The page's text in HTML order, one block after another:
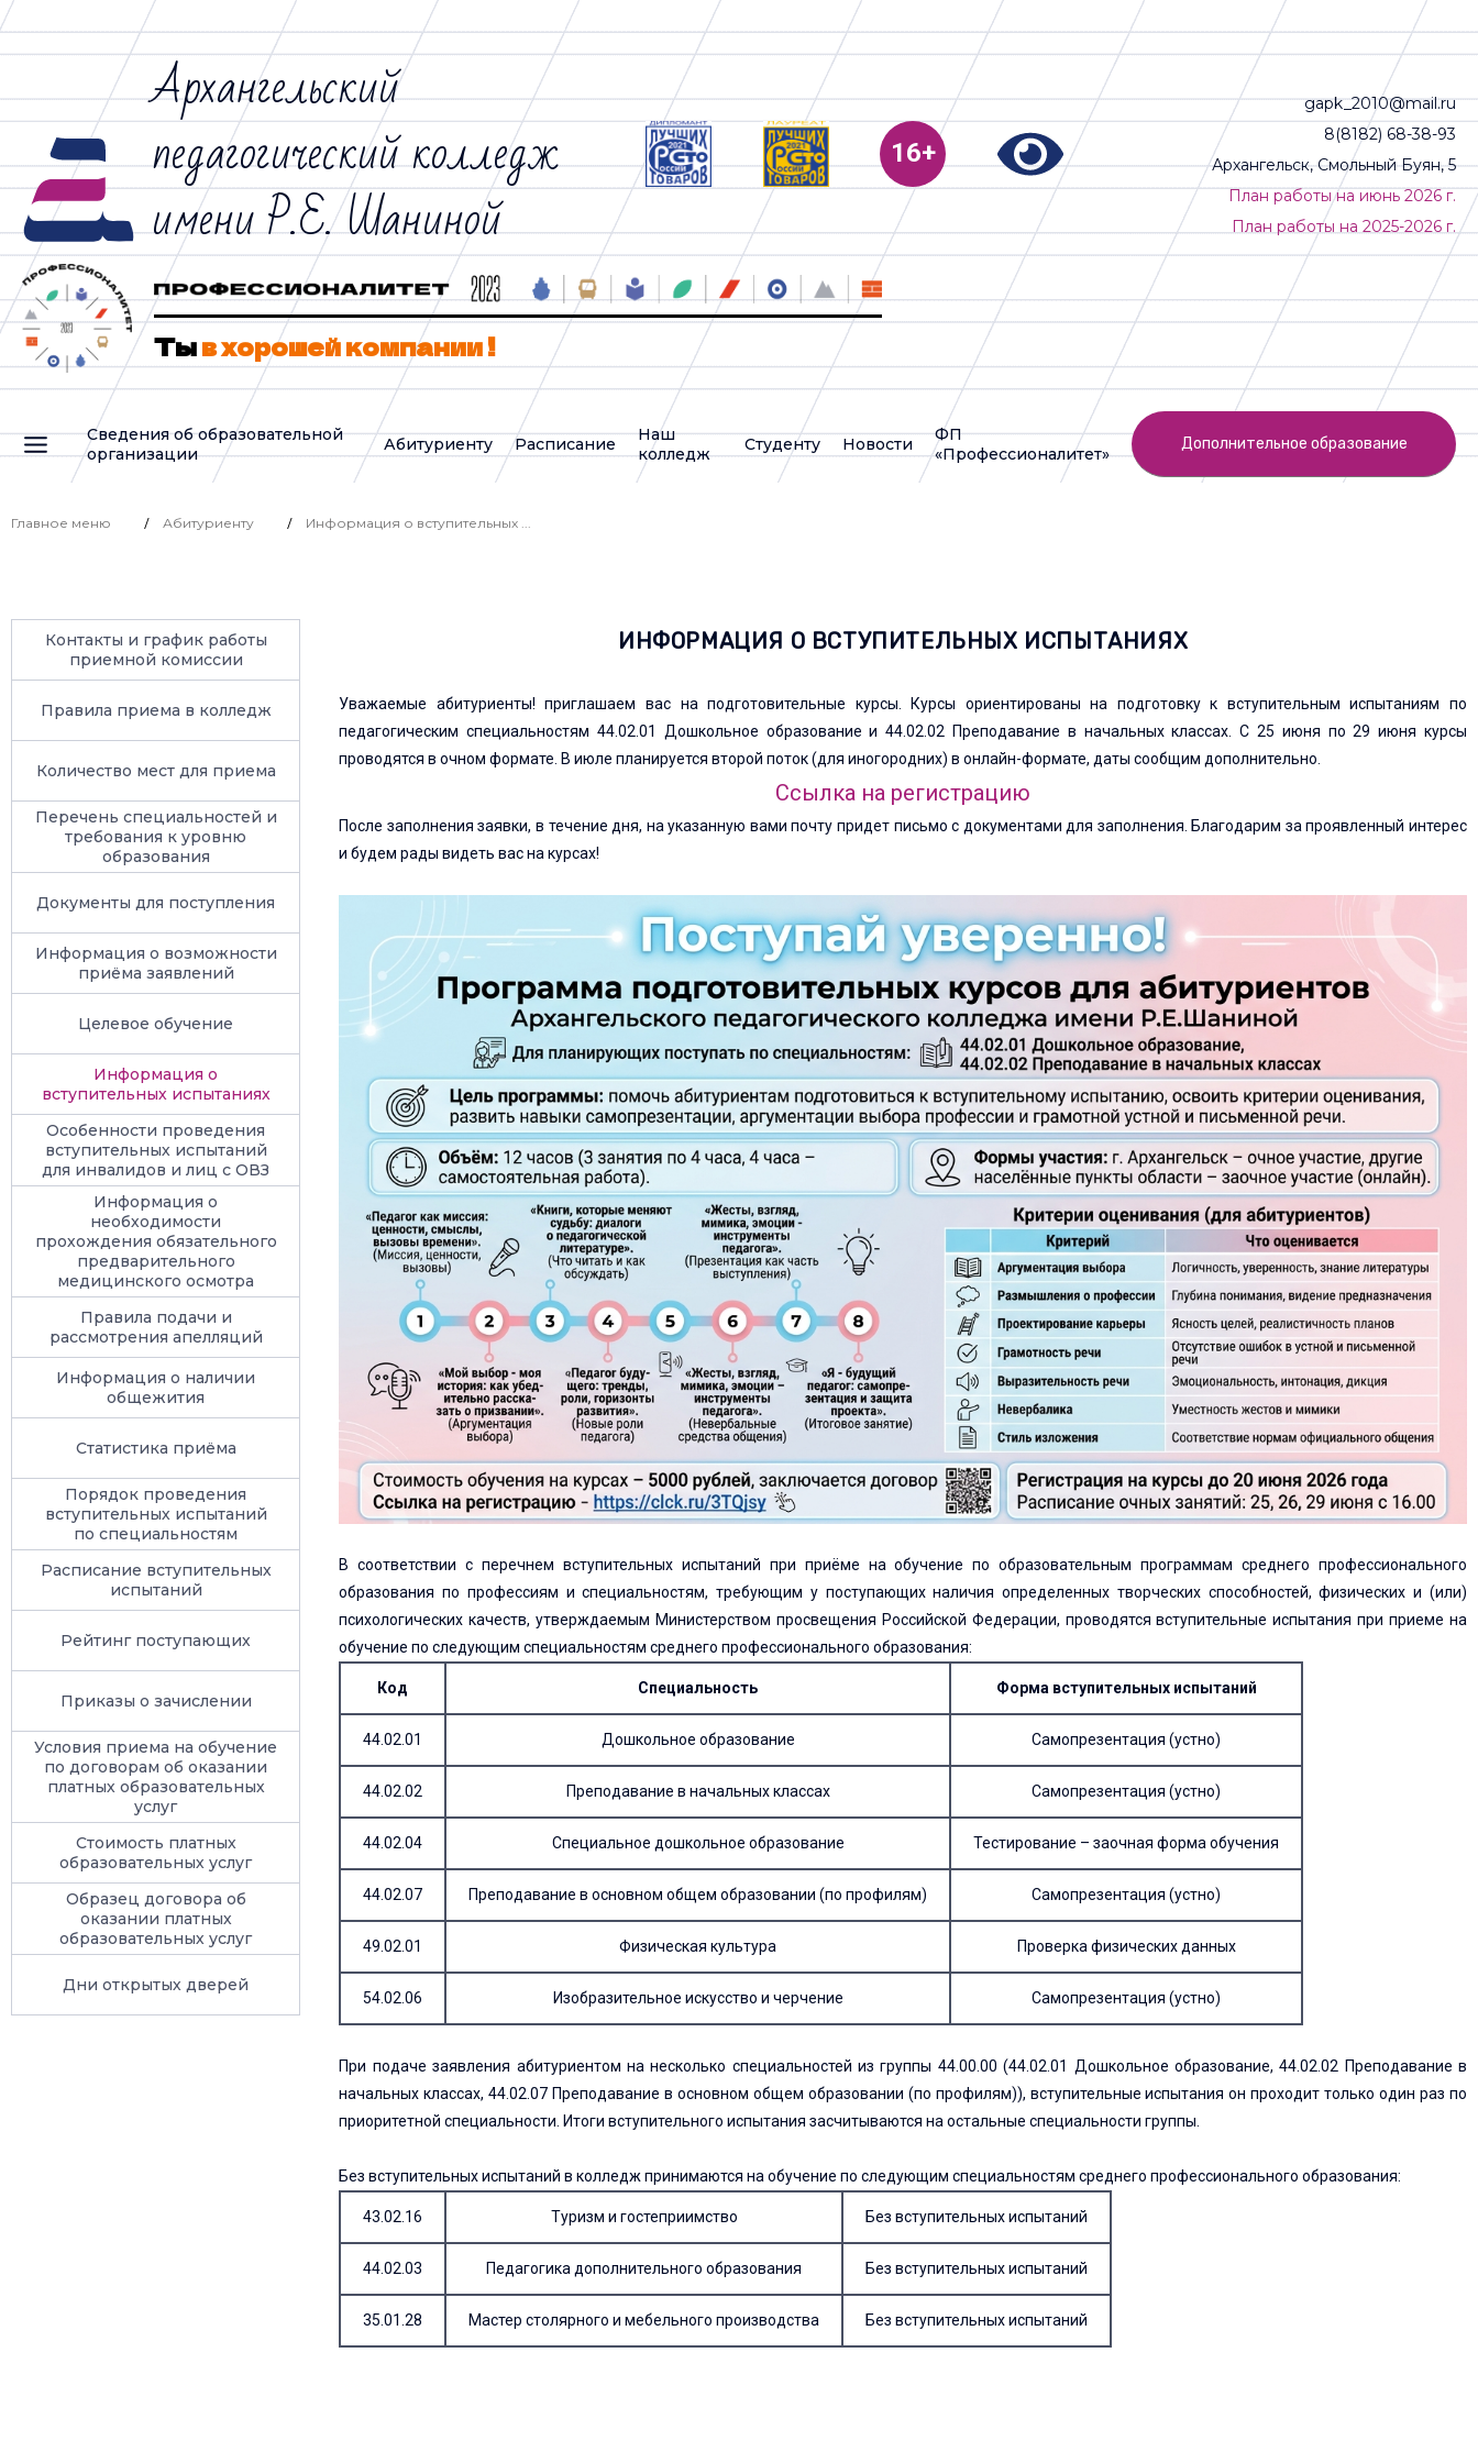
Архангельский
педагогический колледж
имени Р.Е. Шаниной
gapk_2010@mail.ru
8(8182) 68-38-93
Архангельск, Смольный Буян, 5
План работы на июнь 2026 г.
План работы на 2025-2026 г.
Тыв хорошей компании !
Сведения об образовательной
организации
Абитуриенту Расписание
Наш
колледж
Студенту Новости
ФП
«Профессионалитет»
Дополнительное образование
Главное меню / Абитуриенту / Информация о вступительных ...
Контакты и график работы
приемной комиссии
Правила приема в колледж
Количество мест для приема
Перечень специальностей и
требования к уровню
образования
Документы для поступления
Информация о возможности
приёма заявлений
Целевое обучение
Информация о
вступительных испытаниях
Особенности проведения
вступительных испытаний
для инвалидов и лиц с ОВЗ
Информация о
необходимости
прохождения обязательного
предварительного
медицинского осмотра
Правила подачи и
рассмотрения апелляций
Информация о наличии
общежития
Статистика приёма
Порядок проведения
вступительных испытаний
по специальностям
Расписание вступительных
испытаний
Рейтинг поступающих
Приказы о зачислении
Условия приема на обучение
по договорам об оказании
платных образовательных
услуг
Стоимость платных
образовательных услуг
Образец договора об
оказании платных
образовательных услуг
Дни открытых дверей
ИНФОРМАЦИЯ О ВСТУПИТЕЛЬНЫХ ИСПЫТАНИЯХ
Уважаемые абитуриенты! приглашаем вас на подготовительные курсы. Курсы ориентированы на подготовку к вступительным испытаниям по
педагогическим специальностям 44.02.01 Дошкольное образование и 44.02.02 Преподавание в начальных классах. С 25 июня по 29 июня курсы
проводятся в очном формате. В июле планируется второй поток (для иногородних) в онлайн-формате, даты сообщим дополнительно.
Ссылка на регистрацию
После заполнения заявки, в течение дня, на указанную вами почту придет письмо с документами для заполнения. Благодарим за проявленный интерес
и будем рады видеть вас на курсах!
В соответствии с перечнем вступительных испытаний при приёме на обучение по образовательным программам среднего профессионального
образования по профессиям и специальностям, требующим у поступающих наличия определенных творческих способностей, физических и (или)
психологических качеств, утверждаемым Министерством просвещения Российской Федерации, проводятся вступительные испытания при приеме на
обучение по следующим специальностям среднего профессионального образования:
Код Специальность Форма вступительных испытаний
44.02.01 Дошкольное образование Самопрезентация (устно)
44.02.02 Преподавание в начальных классах Самопрезентация (устно)
44.02.04 Специальное дошкольное образование Тестирование – заочная форма обучения
44.02.07 Преподавание в основном общем образовании (по профилям) Самопрезентация (устно)
49.02.01 Физическая культура Проверка физических данных
54.02.06 Изобразительное искусство и черчение Самопрезентация (устно)
При подаче заявления абитуриентом на несколько специальностей из группы 44.00.00 (44.02.01 Дошкольное образование, 44.02.02 Преподавание в
начальных классах, 44.02.07 Преподавание в основном общем образовании (по профилям)), вступительные испытания он проходит только один раз по
приоритетной специальности. Итоги вступительного испытания засчитываются на остальные специальности группы.
Без вступительных испытаний в колледж принимаются на обучение по следующим специальностям среднего профессионального образования:
43.02.16 Туризм и гостеприимство Без вступительных испытаний
44.02.03 Педагогика дополнительного образования Без вступительных испытаний
35.01.28 Мастер столярного и мебельного производства Без вступительных испытаний